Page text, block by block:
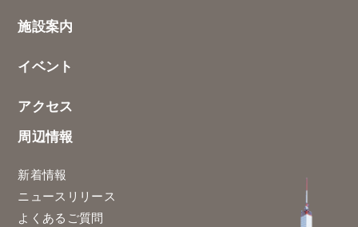
施設案内
イベント
アクセス
周辺情報
新着情報
ニュースリリース
よくあるご質問